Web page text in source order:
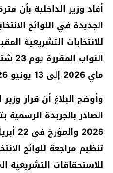
أفاد وزير الداخلية بأن
الجديدة في اللوائح
للانتخابات التشريعية
ماي 2026 إلى 13 يونيو 2026.
تنظيم مراجعة للوائح
للاستحقاقات التشريعية